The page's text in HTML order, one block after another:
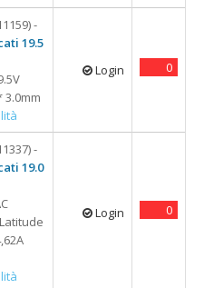
-
19.5
3.0mm
Login 0
-
19.0
Login 0